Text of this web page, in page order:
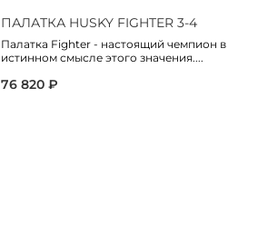
ПАЛАТКА HUSKY FIGHTER 3-4
Палатка Fighter - настоящий чемпион в
истинном смысле этого значения....
76 820 ₽